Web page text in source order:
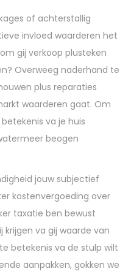
of achterstallig
invloed waarderen het
gij verkoop plusteken
Overweeg naderhand te
plus reparaties
waarderen gaat. Om
va je huis
beogen
jouw subjectief
kostenvergoeding over
taxatie ben bewust
va gij waarde van
betekenis va de stulp wilt
aanpakken, gokken we